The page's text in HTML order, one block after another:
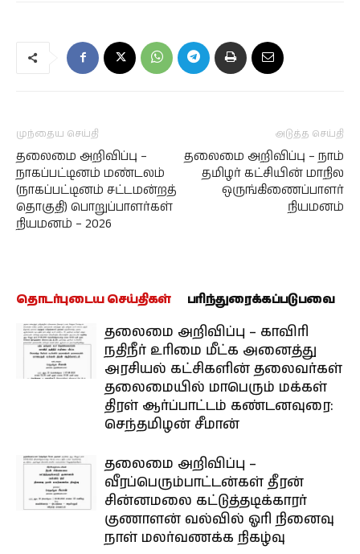
முந்தைய செய்தி
தலைமை அறிவிப்பு –
நாகப்பட்டினம் மண்டலம்
(நாகப்பட்டினம் சட்டமன்றத்
தொகுதி) பொறுப்பாளர்கள்
நியமனம் – 2026
அடுத்த செய்தி
தலைமை அறிவிப்பு – நாம்
தமிழர் கட்சியின் மாநில
ஒருங்கிணைப்பாளர்
நியமனம்
தொடர்புடைய செய்திகள் பரிந்துரைக்கப்படுபவை
தலைமை அறிவிப்பு – காவிரி
நதிநீர் உரிமை மீட்க அனைத்து
அரசியல் கட்சிகளின் தலைவர்கள்
தலைமையில் மாபெரும் மக்கள்
திரள் ஆர்ப்பாட்டம் கண்டனவுரை:
செந்தமிழன் சீமான்
தலைமை அறிவிப்பு –
வீரப்பெரும்பாட்டன்கள் தீரன்
சின்னமலை கட்டுத்தடிக்காரர்
குணாளன் வல்வில் ஓரி நினைவு
நாள் மலர்வணக்க நிகழ்வு